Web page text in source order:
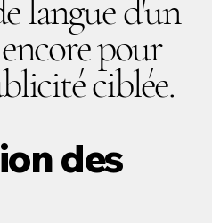
langue d'un
pour
ciblée.
des